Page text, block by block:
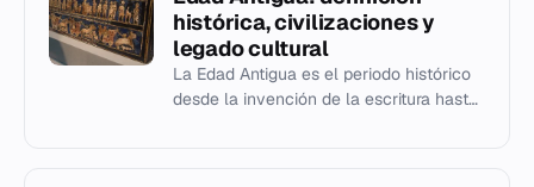
histórica, civilizaciones y
legado cultural
La Edad Antigua es el periodo histórico
desde la invención de la escritura hasta